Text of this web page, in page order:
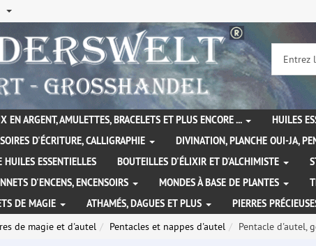
EN ARGENT, AMULETTES, BRACELETS ET PLUS ENCORE ... HUILES
D'ÉCRITURE, CALLIGRAPHIE
DIVINATION, PLANCHE OUI-JA,
HUILES ESSENTIELLES
BOUTEILLES D'ÉLIXIR ET D'ALCHIMISTE
D'ENCENS, ENCENSOIRS
MONDES À BASE DE PLANTES
DE MAGIE
ATHAMÉS, DAGUES ET PLUS PIERRES
de magie et d'autel Pentacles et nappes d'autel Pentacle d'autel,